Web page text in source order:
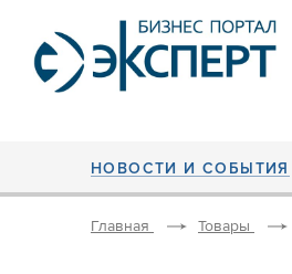
НОВОСТИ И СОБЫТИЯ
Главная Товары